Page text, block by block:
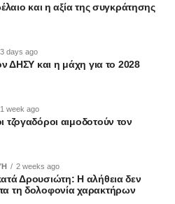
επίπεδο εμπιστοσύνης των
με αφορμή και τις
Δρουσιώτη, ανοίγοντας μια
και τη λογοδοσία.
προκλήσεις που
αλλά και τις
μεταξύ των πολιτικών
οι καλεσμένοι,
προσεγγίσεων στα κρίσιμα
και η αξία της συγκράτησης
3 days ago
ΔΗΣΥ και η μάχη για το 2028
1 week ago
τζογαδόροι αιμοδοτούν τον
2 weeks ago
Δρουσιώτη: Η αλήθεια δεν
τη δολοφονία χαρακτήρων